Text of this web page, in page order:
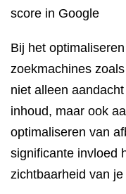
score in Google
Bij het
zoekmachines
niet alleen
inhoud, maar ook
optimaliseren van
significante invloed
zichtbaarheid van